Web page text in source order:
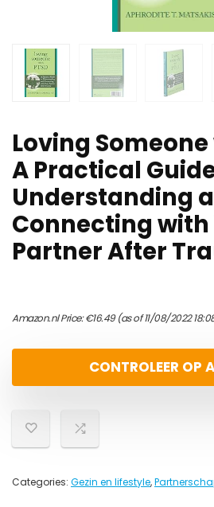
Loving Someone
A Practical
Understanding
Connecting with
Partner After
Amazon.nl Price:€16.49(as of 11/08/2022
CONTROLEER OP
Categories: Gezin en lifestyle,